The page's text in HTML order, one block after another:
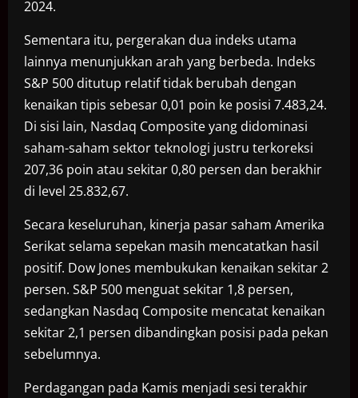
2024.
Sementara itu, pergerakan dua indeks utama
lainnya menunjukkan arah yang berbeda. Indeks
S&P 500 ditutup relatif tidak berubah dengan
kenaikan tipis sebesar 0,01 poin ke posisi 7.483,24.
Di sisi lain, Nasdaq Composite yang didominasi
saham-saham sektor teknologi justru terkoreksi
207,36 poin atau sekitar 0,80 persen dan berakhir
di level 25.832,67.
Secara keseluruhan, kinerja pasar saham Amerika
Serikat selama sepekan masih mencatatkan hasil
positif. Dow Jones membukukan kenaikan sekitar 2
persen. S&P 500 menguat sekitar 1,8 persen,
sedangkan Nasdaq Composite mencatat kenaikan
sekitar 2,1 persen dibandingkan posisi pada pekan
sebelumnya.
Perdagangan pada Kamis menjadi sesi terakhir